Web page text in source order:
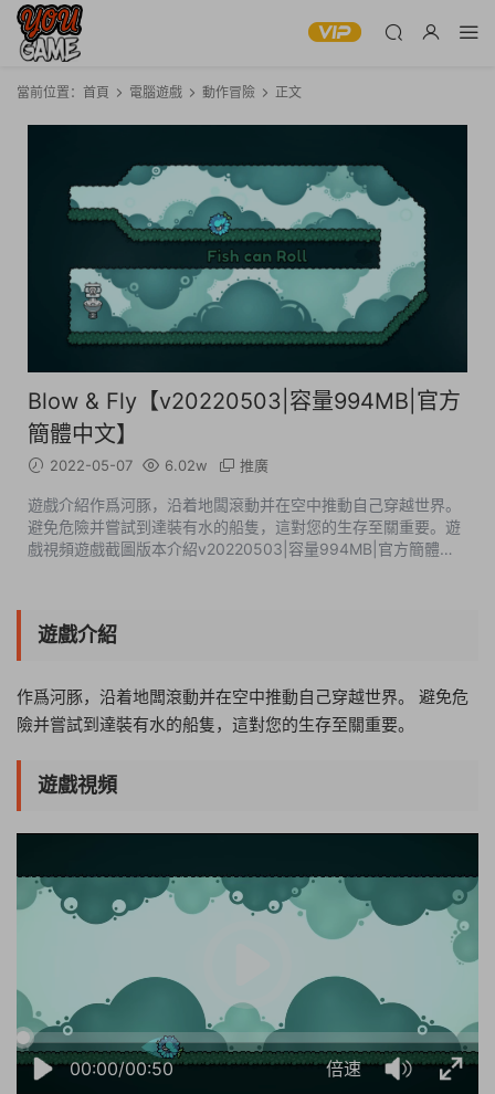
當前位置： 首頁 電腦遊戲 動作冒險 正文
Blow & Fly【v20220503|容量994MB|官方
簡體中文】
2022-05-07 6.02w 推廣
遊戲介紹作爲河豚，沿着地闆滾動并在空中推動自己穿越世界。
避免危險并嘗試到達裝有水的船隻，這對您的生存至關重要。遊
戲視頻遊戲截圖版本介紹v20220503|容量994MB|官方簡體中
遊戲介紹
作爲河豚，沿着地闆滾動并在空中推動自己穿越世界。 避免危
險并嘗試到達裝有水的船隻，這對您的生存至關重要。
遊戲視頻
00:00/00:50 倍速